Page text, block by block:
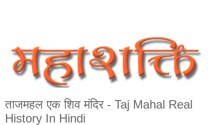
ताजमहल एक शिव मंदिर - Taj Mahal Real
History In Hindi